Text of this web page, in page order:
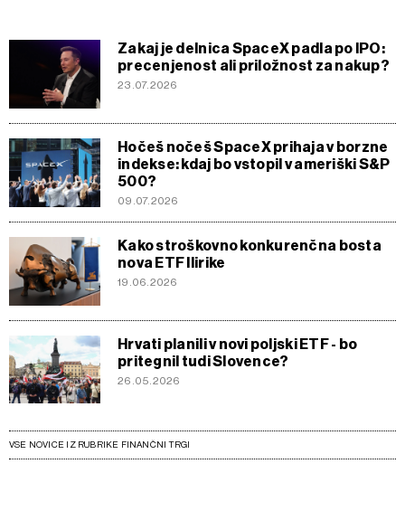
Zakaj je delnica SpaceX padla po IPO:
precenjenost ali priložnost za nakup?
23.07.2026
Hočeš nočeš SpaceX prihaja v borzne
indekse: kdaj bo vstopil v ameriški S&P
500?
09.07.2026
Kako stroškovno konkurenčna bosta
nova ETF Ilirike
19.06.2026
Hrvati planili v novi poljski ETF - bo
pritegnil tudi Slovence?
26.05.2026
VSE NOVICE IZ RUBRIKE FINANČNI TRGI